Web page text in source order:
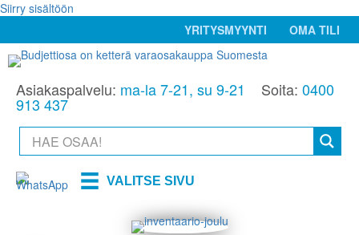
Siirry sisältöön
YRITYSMYYNTI
OMA TILI
Asiakaspalvelu: ma-la 7-21, su 9-21 Soita: 0400
913 437
VALITSE SIVU